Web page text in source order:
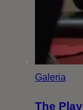
Galeria
The